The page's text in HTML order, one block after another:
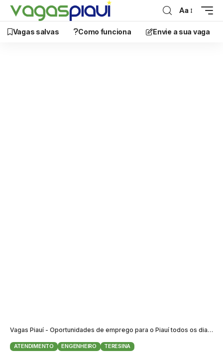
Aa
Vagas salvas Como funciona Envie a sua vaga
Vagas Piauí - Oportunidades de emprego para o Piauí todos os dias>
ATENDIMENTO ENGENHEIRO TERESINA